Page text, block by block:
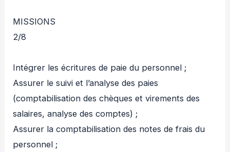
MISSIONS
2/8
Intégrer les écritures de paie du personnel ;
Assurer le suivi et l’analyse des paies
(comptabilisation des chèques et virements des
salaires, analyse des comptes) ;
Assurer la comptabilisation des notes de frais du
personnel ;